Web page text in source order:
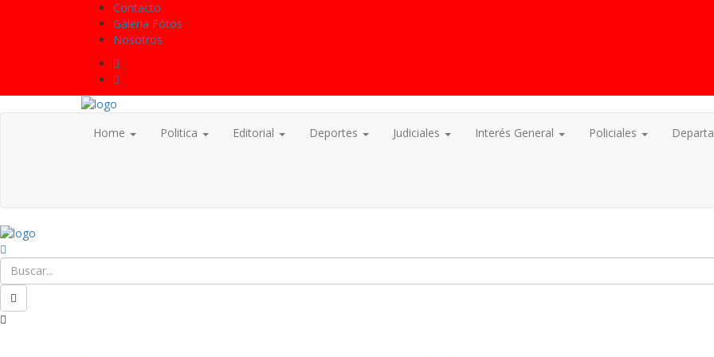
Contacto
Galeria Fotos
Nosotros
Home Politica Editorial Deportes Judiciales Interés General Policiales